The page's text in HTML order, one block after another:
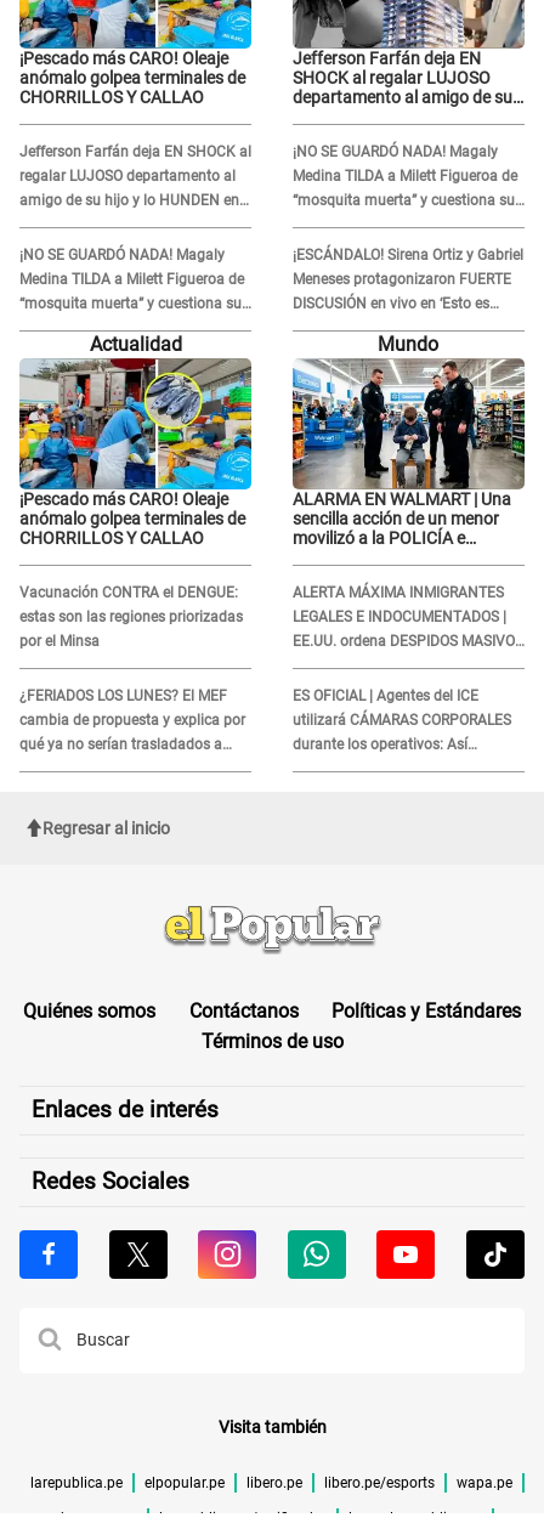
¡Pescado más CARO! Oleaje
anómalo golpea terminales de
CHORRILLOS Y CALLAO
Jefferson Farfán deja EN SHOCK al
regalar LUJOSO departamento al
amigo de su hijo y lo HUNDEN en
redes: "A su hija se lo negó"
¡NO SE GUARDÓ NADA! Magaly
Medina TILDA a Milett Figueroa de
“mosquita muerta” y cuestiona su
RECONCILIACIÓN con Marcelo
Tinelli en TV argentina
Jefferson Farfán deja EN
SHOCK al regalar LUJOSO
departamento al amigo de su
su hija se lo negó"
¡NO SE GUARDÓ NADA! Magaly
Medina TILDA a Milett Figueroa de
“mosquita muerta” y cuestiona su
RECONCILIACIÓN con Marcelo
Tinelli en TV argentina
¡ESCÁNDALO! Sirena Ortiz y Gabriel
Meneses protagonizaron FUERTE
DISCUSIÓN en vivo en ‘Esto es
Guerra’: “Ya no quiero...”
Actualidad
¡Pescado más CARO! Oleaje
anómalo golpea terminales de
CHORRILLOS Y CALLAO
Vacunación CONTRA el DENGUE:
estas son las regiones priorizadas
por el Minsa
¿FERIADOS LOS LUNES? El MEF
cambia de propuesta y explica por
qué ya no serían trasladados a
viernes
Mundo
ALARMA EN WALMART | Una
sencilla acción de un menor
movilizó a la POLICÍA e
ALERTA MÁXIMA INMIGRANTES
LEGALES E INDOCUMENTADOS |
EE.UU. ordena DESPIDOS MASIVOS
y DEPORTACIONES a estos
extranjeros
ES OFICIAL | Agentes del ICE
utilizará CÁMARAS CORPORALES
durante los operativos: Así
afectará a inmigrantes
Regresar al inicio
Quiénes somos Contáctanos
Políticas y Estándares
Términos de uso
Enlaces de interés
Redes Sociales
Visita también
larepublica.pe elpopular.pe libero.pe libero.pe/esports wapa.pe
buenazo.pe larepublica.pe/verificador lrmas.larepublica.pe